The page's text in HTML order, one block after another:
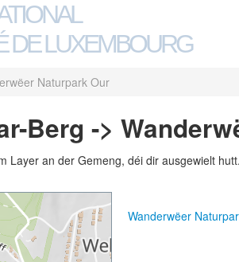
DE LUXEMBOURG
Naturpark Our
Berg ->
Layer an der Gemeng, déi dir ausgewielt
Wanderwëer